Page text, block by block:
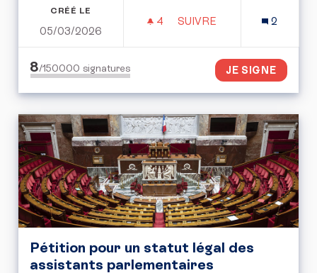
CRÉÉ LE
05/03/2026
4 4 ABONNÉS
SUIVRE
2
8/150000 signatures JE SIGNE
Pétition pour un statut légal des
assistants parlementaires